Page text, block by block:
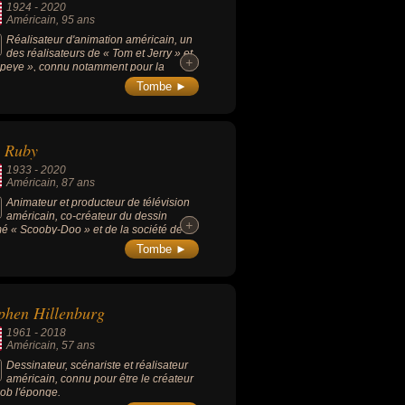
1924 -2020
Américain, 95 ans
Réalisateur d'animation américain, un
des réalisateurs de « Tom et Jerry » et
», connu notamment pour la
de 13 épisodes de Tom et Jerry
+
+
Tombe ►
Ruby
1933 -2020
Américain, 87 ans
Animateur et producteur de télévision
américain, co-créateur du dessin
« Scooby-Doo » et de la société de
Ruby-Spears Productions (aux
de Ken Spears).
+
+
Tombe ►
Hillenburg
1961 -2018
Américain, 57 ans
Dessinateur, scénariste et réalisateur
américain, connu pour être le créateur
l'éponge.